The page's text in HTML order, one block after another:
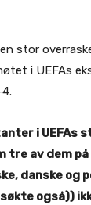
stor
i UEFAs
i UEFAs
tre av dem
danske og
også))